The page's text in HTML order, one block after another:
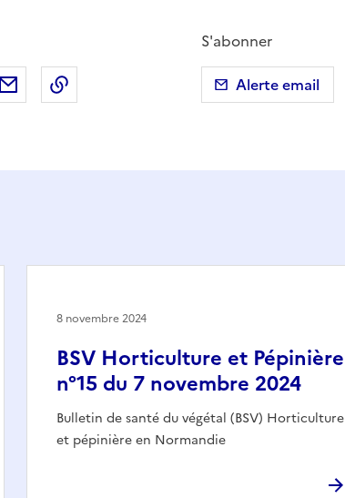
X (anciennement Twitter)
sur LinkedIn
Partager par emailCopier dans le presse-papier
S'abonner
Alerte email
BSV Horticulture et Pépinière
n°15 du 7 novembre 2024
Bulletin de santé du végétal (BSV) Horticulture
et pépinière en Normandie
8 novembre 2024